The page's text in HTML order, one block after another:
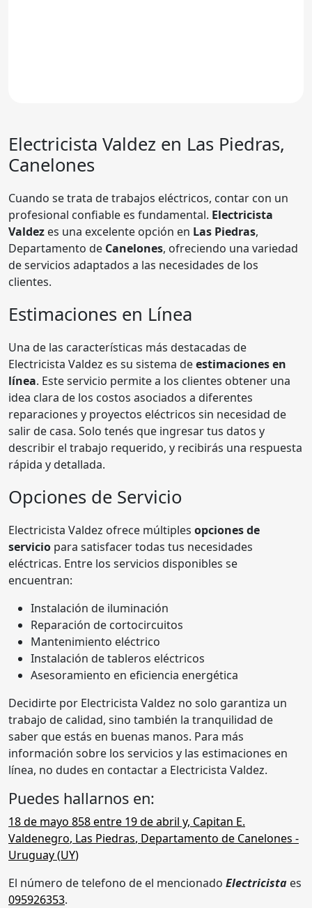
Electricista Valdez en Las Piedras,
Canelones
Cuando se trata de trabajos eléctricos, contar con un
profesional confiable es fundamental. Electricista
Valdez es una excelente opción en Las Piedras,
Departamento de Canelones, ofreciendo una variedad
de servicios adaptados a las necesidades de los
clientes.
Estimaciones en Línea
Una de las características más destacadas de
Electricista Valdez es su sistema deestimaciones en
línea. Este servicio permite a los clientes obtener una
idea clara de los costos asociados a diferentes
reparaciones y proyectos eléctricos sin necesidad de
salir de casa. Solo tenés que ingresar tus datos y
describir el trabajo requerido, y recibirás una respuesta
rápida y detallada.
Opciones de Servicio
Electricista Valdez ofrece múltiples opciones de
servicio para satisfacer todas tus necesidades
eléctricas. Entre los servicios disponibles se
encuentran:
Instalación de iluminación
Reparación de cortocircuitos
Mantenimiento eléctrico
Instalación de tableros eléctricos
Asesoramiento en eficiencia energética
Decidirte por Electricista Valdez no solo garantiza un
trabajo de calidad, sino también la tranquilidad de
saber que estás en buenas manos. Para más
información sobre los servicios y las estimaciones en
línea, no dudes en contactar a Electricista Valdez.
Puedes hallarnos en:
18 de mayo 858 entre 19 de abril y, Capitan E.
Valdenegro, Las Piedras, Departamento de Canelones -
Uruguay (UY)
El número de telefono de el mencionado Electricista es
095926353.